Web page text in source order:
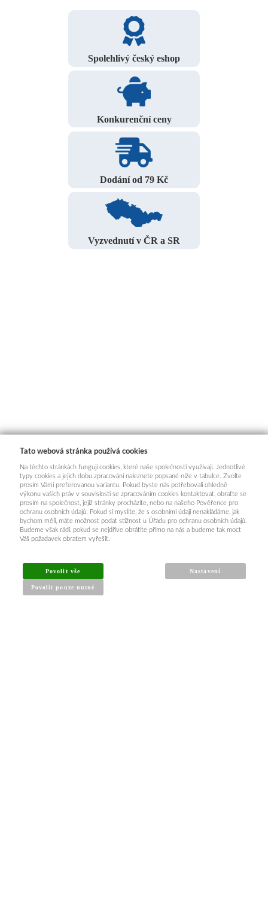
Spolehlivý český eshop
Konkurenční ceny
Dodání od 79 Kč
Vyzvednutí v ČR a SR
Tato webová stránka používá cookies
Na těchto stránkách fungují cookies, které naše společnosti využívají. Jednotlivé
typy cookies a jejich dobu zpracování naleznete popsané níže v tabulce. Zvolte
prosím Vámi preferovanou variantu. Pokud byste nás potřebovali ohledně
výkonu vašich práv v souvislosti se zpracováním cookies kontaktovat, obraťte se
prosím na společnost, jejíž stránky procházíte, nebo na našeho Pověřence pro
ochranu osobních údajů. Pokud si myslíte, že s osobními údaji nenakládáme, jak
bychom měli, máte možnost podat stížnost u Úřadu pro ochranu osobních údajů.
Budeme však rádi, pokud se nejdříve obrátíte přímo na nás a budeme tak moct
Váš požadavek obratem vyřešit.
Povolit vše
Povolit pouze nutné
Nastavení